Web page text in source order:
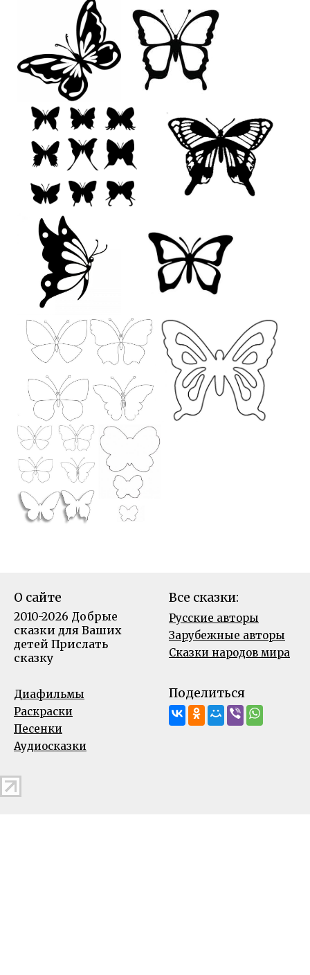
О сайте
2010-2026 Добрые
сказки для Ваших
детей Прислать
сказку
Все сказки:
Русские авторы
Зарубежные авторы
Сказки народов мира
Диафильмы
Раскраски
Песенки
Аудиосказки
Поделиться